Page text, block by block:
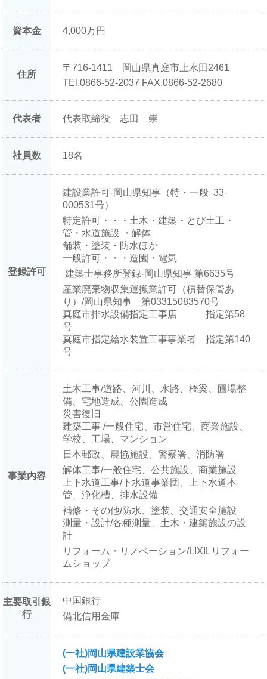
資本金 4,000万円
住所
〒716-1411 岡山県真庭市上水田2461
TEl.0866-52-2037 FAX.0866-52-2680
代表者 代表取締役 志田 崇
社員数 18名
登録許可
建設業許可-岡山県知事（特・一般 33-
000531号）
特定許可・・・土木・建築・とび土工・
管・水道施設 ・解体
舗装・塗装・防水ほか
一般許可・・・造園・電気
建築士事務所登録-岡山県知事 第6635号
産業廃棄物収集運搬業許可（積替保管あ
り）/岡山県知事 第03315083570号
真庭市排水設備指定工事店 指定第58
号
真庭市指定給水装置工事事業者 指定第140
号
事業内容
土木工事/道路、河川、水路、橋梁、圃場整
備、宅地造成、公園造成
災害復旧
建築工事 /一般住宅、市営住宅、商業施設
学校、 工場、マンション
日本郵政、 農協施設、警察署、消防署
解体工事/一般住宅、公共施設 、商業施設
上下水道工事/下水道事業団、 上下水道本
管、浄化槽、排水設備
補修・その他/防水、塗装、交通安全施設
測量・設計/各種測量、土木・建築施設の設
計
リフォーム・リノベーション/LIXILリフォー
ムショップ
主要取引銀
行
中国銀行
備北信用金庫
(一社)岡山県建設業協会
(一社)岡山県建築士会